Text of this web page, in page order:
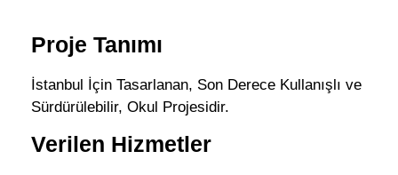
Proje Tanımı
İstanbul İçin Tasarlanan, Son Derece Kullanışlı ve
Sürdürülebilir, Okul Projesidir.
Verilen Hizmetler